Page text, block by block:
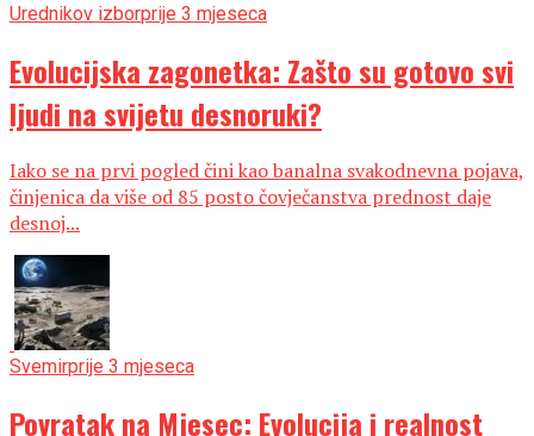
Urednikov izborprije 3 mjeseca
Evolucijska zagonetka: Zašto su gotovo svi
ljudi na svijetu desnoruki?
Iako se na prvi pogled čini kao banalna svakodnevna pojava,
činjenica da više od 85 posto čovječanstva prednost daje
desnoj...
Svemirprije 3 mjeseca
Povratak na Mjesec: Evolucija i realnost